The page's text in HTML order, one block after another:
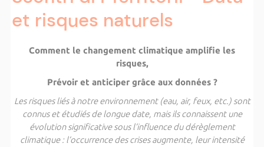
et risques naturels
Comment le changement climatique amplifie les
risques,
Prévoir et anticiper grâce aux données ?
Les risques liés à notre environnement (eau, air, feux, etc.) sont
connus et étudiés de longue date, mais ils connaissent une
évolution significative sous l’influence du dérèglement
climatique : l’occurrence des crises augmente, leur intensité